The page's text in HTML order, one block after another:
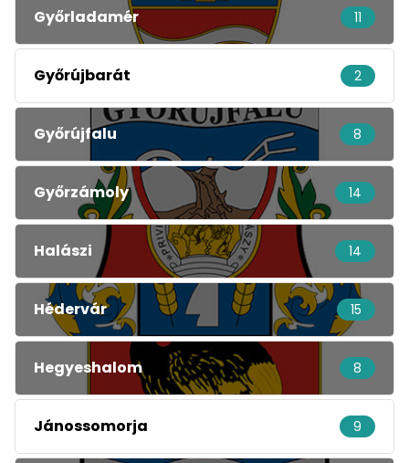
Győrladamér 11
Győrújbarát 2
Győrújfalu 8
Győrzámoly 14
Halászi 14
Hédervár 15
Hegyeshalom 8
Jánossomorja 9